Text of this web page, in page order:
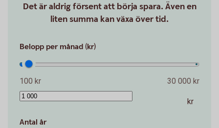
Det är aldrig försent att börja spara. Även en
liten summa kan växa över tid.
Belopp per månad (kr)
100 kr 30 000 kr
kr
Antal år